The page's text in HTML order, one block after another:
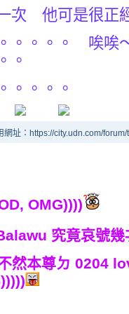
次 他可是很正
。。。。 唉唉
。
。。。。
網址：https://city.udn.com/
OMG))))
究竟哀號幾
然本尊ㄉ 0204